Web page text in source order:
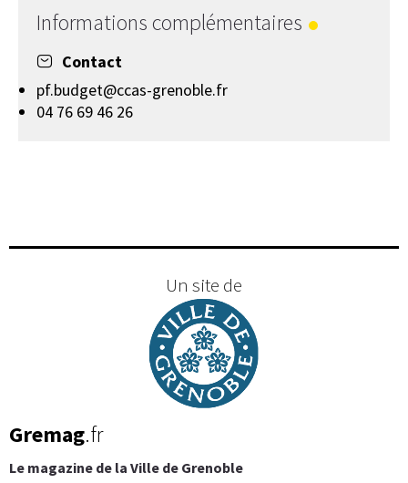
Informations complémentaires
Contact
pf.budget@ccas-grenoble.fr
04 76 69 46 26
Un site de
Gremag.fr
Le magazine de la Ville de Grenoble